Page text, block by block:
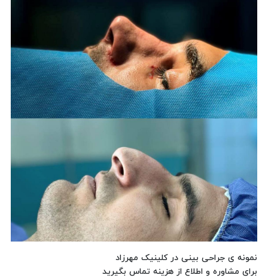
نمونه ی جراحی بینی در کلینیک مهرزاد
برای مشاوره و اطلاع از هزینه تماس بگیرید